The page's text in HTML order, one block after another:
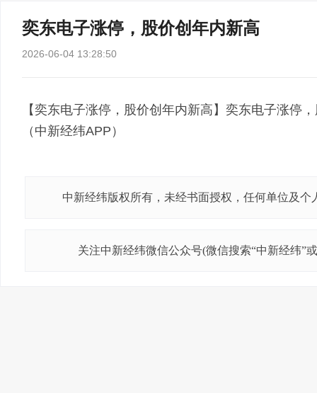
奕东电子涨停，股价创年内新高
2026-06-04 13:28:50
【奕东电子涨停，股价创年内新高】奕东电子涨停
（中新经纬APP）
中新经纬版权所有，未经书面授权，任何单位及
关注中新经纬微信公众号(微信搜索“中新经纬”